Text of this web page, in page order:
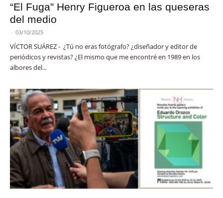
“El Fuga” Henry Figueroa en las queseras
del medio
- 03/10/2025
VÍCTOR SUÁREZ - ¿Tú no eras fotógrafo? ¿diseñador y editor de
periódicos y revistas? ¿El mismo que me encontré en 1989 en los
albores del...